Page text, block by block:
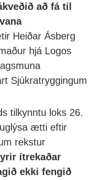
að fá til
Heiðar Ásberg
hjá Logos
Sjúkratryggingum
tilkynntu loks 26.
ætti eftir
rekstur
ítrekaðar
ekki fengið